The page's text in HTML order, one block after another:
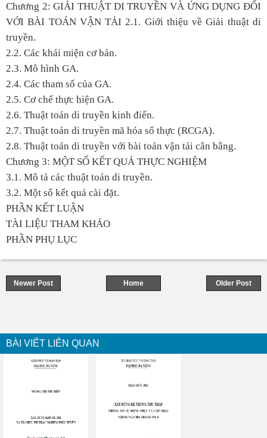
Chương 2: GIẢI THUẬT DI TRUYỀN VÀ ỨNG DỤNG ĐỐI
VỚI BÀI TOÁN VẬN TẢI 2.1. Giới thiệu về Giải thuật di
truyền.
2.2. Các khái miện cơ bản.
2.3. Mô hình GA.
2.4. Các tham số của GA.
2.5. Cơ chế thực hiện GA.
2.6. Thuật toán di truyền kinh điển.
2.7. Thuật toán di truyền mã hóa số thực (RCGA).
2.8. Thuật toán di truyền với bài toán vận tải cân bằng.
Chương 3: MỘT SỐ KẾT QUẢ THỰC NGHIỆM
3.1. Mô tả các thuật toán di truyền.
3.2. Một số kết quả cài đặt.
PHẦN KẾT LUẬN
TÀI LIỆU THAM KHẢO
PHẦN PHỤ LỤC
Newer Post Older Post
Home
BÀI VIẾT LIÊN QUAN